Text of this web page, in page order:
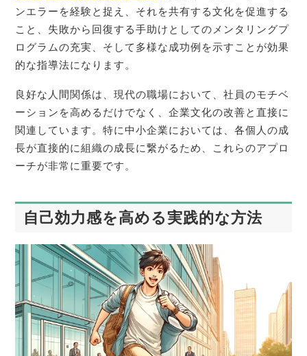
ンエラーを経験と捉え、それを共有する文化を促進する
こと、失敗から回復する手助けとしてのメンタリングプ
ログラムの充実、そして多様な成功例を示すことが効果
的な指導法になります。
良好な人間関係は、現代の職場において、社員のモチベ
ーションを高めるだけでなく、企業文化の改善と直接に
関連しています。特に中小企業においては、各個人の成
長が直接的に組織の成長に繋がるため、これらのアプロ
ーチが非常に重要です。
自己効力感を高める実践的な方法